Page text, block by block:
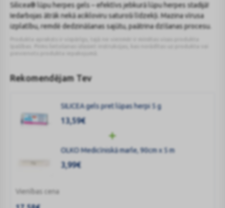
Silicea® lūpu herpes gels – efektīvs jebkurā lūpu herpes stadijā!
Iedarbojas ātrāk nekā acikloviru saturoši līdzekļi. Mazina vīrusa
izplatību, remdē dedzināšanas sajūtu, paātrina dzīšanas procesu.
Rekomendējam Tev
SILICEA gels pret lūpas herpi 5 g
13,59€
OLKO Medicīniskā marle, 90cm x 5 m
3,99€
Vienības cena